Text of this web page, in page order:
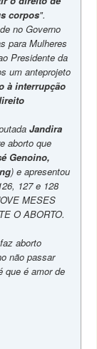
corpos".
no Governo
para Mulheres
Presidente da
um anteprojeto
à interrupção
Jandira
aborto que
Genoino,
) e apresentou
127 e 128
MESES
O ABORTO.
aborto
não passar
que é amor de